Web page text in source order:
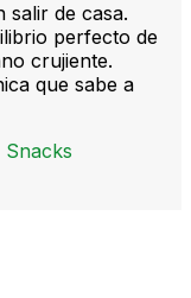
salir de casa.
perfecto de
crujiente.
que sabe a
Snacks